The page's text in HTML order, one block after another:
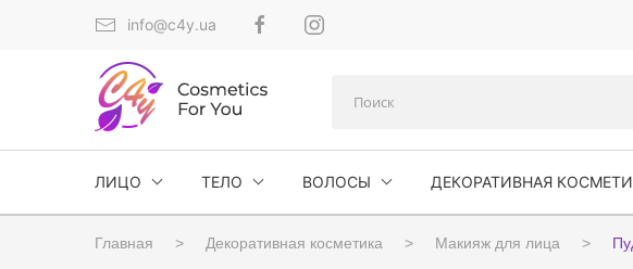
info@c4y.ua
ЛИЦО ТЕЛО ВОЛОСЫ ДЕКОРАТИВНАЯ
Главная Декоративная косметика Макияж для лица